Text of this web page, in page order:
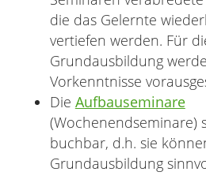
die das Gelernte
vertiefen werden. Für
Grundausbildung
Vorkenntnisse
Die Aufbauseminare
(Wochenendseminare)
buchbar, d.h. sie
Grundausbildung